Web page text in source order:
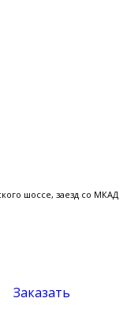
шоссе, заезд со МКАД
Заказать